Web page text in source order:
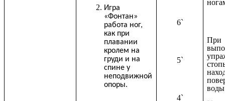
Игра
«Фонтан»
работа ног,
как при
плавании
кролем на
груди и на
спине у
неподвижной
опоры.
6`
5`
4`
При